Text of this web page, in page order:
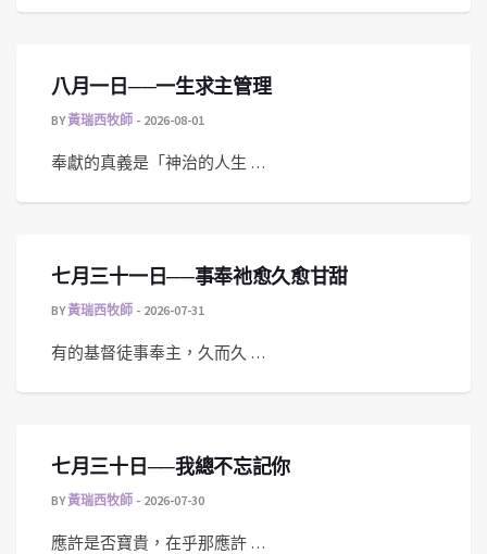
八月一日──一生求主管理
BY黃瑞西牧師 2026-08-01
奉獻的真義是「神治的人生 …
七月三十一日──事奉祂愈久愈甘甜
BY黃瑞西牧師 2026-07-31
有的基督徒事奉主，久而久 …
七月三十日──我總不忘記你
BY黃瑞西牧師 2026-07-30
應許是否寶貴，在乎那應許 …